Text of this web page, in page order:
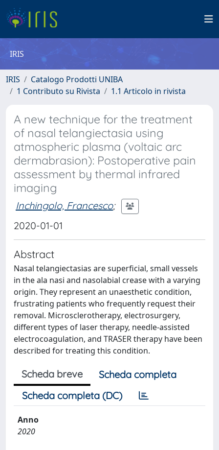
IRIS
IRIS
Catalogo Prodotti UNIBA
1 Contributo su Rivista
1.1 Articolo in rivista
A new technique for the treatment
of nasal telangiectasia using
atmospheric plasma (voltaic arc
dermabrasion): Postoperative pain
assessment by thermal infrared
imaging
Inchingolo, Francesco;
2020-01-01
Abstract
Nasal telangiectasias are superficial, small vessels
in the ala nasi and nasolabial crease with a varying
origin. They represent an unaesthetic condition,
frustrating patients who frequently request their
removal. Microsclerotherapy, electrosurgery,
different types of laser therapy, needle-assisted
electrocoagulation, and TRASER therapy have been
described for treating this condition.
Scheda breve
Scheda completa
Scheda completa (DC)
Anno
2020